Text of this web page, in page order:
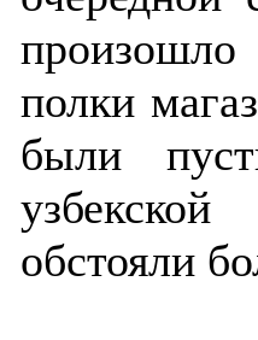
произошло
полки
были
обстояли